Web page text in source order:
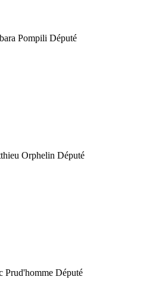
Pompili Député
Orphelin Député
Prud'homme Député